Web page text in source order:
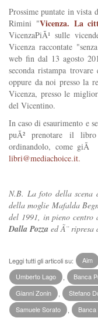
Prossime puntate in vista
Rimini "Vicenza. La
VicenzaPiÃ¹ sulle
Vicenza raccontate
web fin dal 13 agosto
seconda ristampa
oppure da noi presso la
Vicenza, presso le
del Vicentino.
In caso di esaurimento e
puÃ² prenotare il
ordinandolo, come giÃ
libri@mediachoice.it.
N.B. La foto della scena
della moglie Mafalda
del 1991, in pieno centro
Dalla Pozza ed Ã¨ ripresa
Leggi tutti gli articoli su: Aim
Umberto Lago
Banca
Gianni Zonin
Stefano
Samuele Sorato